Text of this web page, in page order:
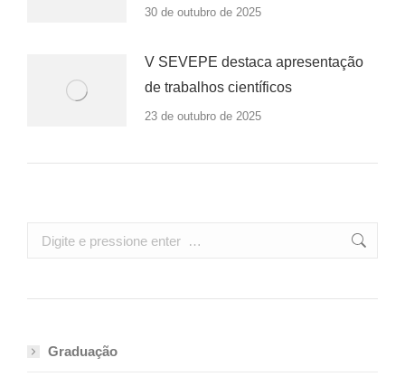
30 de outubro de 2025
V SEVEPE destaca apresentação
de trabalhos científicos
23 de outubro de 2025
Search:
Graduação